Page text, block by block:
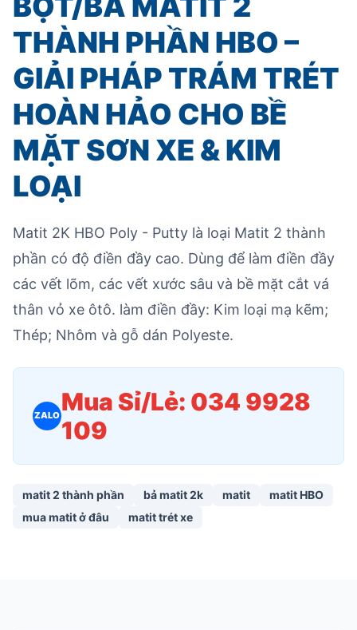
THÀNH PHẦN HBO –
GIẢI PHÁP TRÁM TRÉT
HOÀN HẢO CHO BỀ
MẶT SƠN XE & KIM
LOẠI
Matit 2K HBO Poly - Putty là loại Matit 2 thành
phần có độ điền đầy cao. Dùng để làm điền đầy
các vết lõm, các vết xước sâu và bề mặt cắt vá
thân vỏ xe ôtô. làm điền đầy: Kim loại mạ kẽm;
Thép; Nhôm và gỗ dán Polyeste.
ZALO Mua Sỉ/Lẻ: 034 9928
109
matit 2 thành phần bả matit 2k matit
matit HBO
mua matit ở đâu
matit trét xe